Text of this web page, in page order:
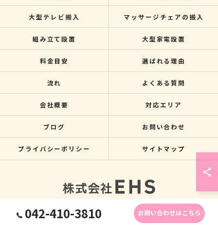
042-410-3810 お問い合わせはこちら
大型テレビ搬入 マッサージチェアの搬入
組み立て設置 大型家電設置
料金目安 選ばれる理由
流れ よくある質問
会社概要 対応エリア
ブログ お問い合わせ
プライバシーポリシー サイトマップ
© 2026 関東のクレーン搬入なら株式会社EHS ALL RIGHTS RESERVED.